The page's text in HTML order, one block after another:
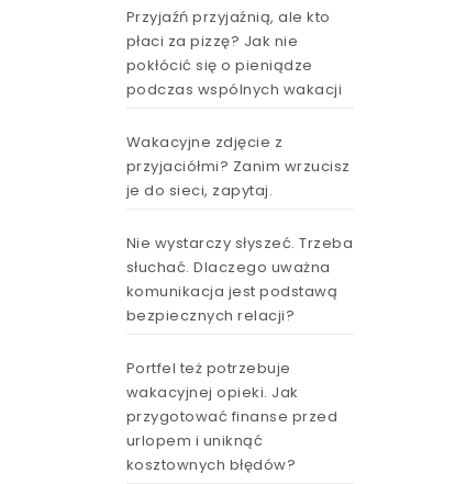
Przyjaźń przyjaźnią, ale kto
płaci za pizzę? Jak nie
pokłócić się o pieniądze
podczas wspólnych wakacji
Wakacyjne zdjęcie z
przyjaciółmi? Zanim wrzucisz
je do sieci, zapytaj.
Nie wystarczy słyszeć. Trzeba
słuchać. Dlaczego uważna
komunikacja jest podstawą
bezpiecznych relacji?
Portfel też potrzebuje
wakacyjnej opieki. Jak
przygotować finanse przed
urlopem i uniknąć
kosztownych błędów?